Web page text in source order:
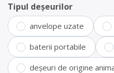
Tipul deșeurilor
anvelope uzate
baterii portabile
deșeuri de origine